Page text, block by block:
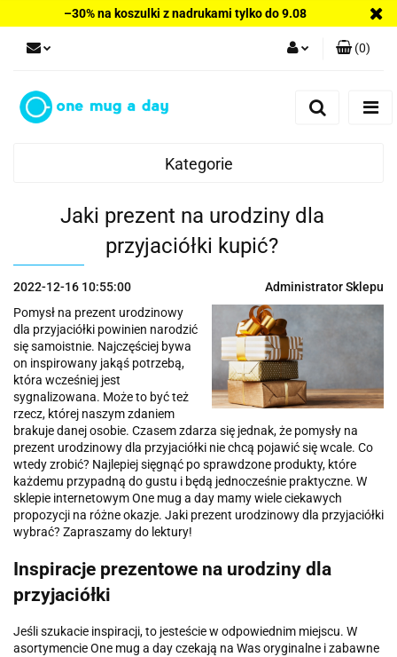
–30% na koszulki z nadrukami tylko do 9.08
(0)
Kategorie
Jaki prezent na urodziny dla
przyjaciółki kupić?
2022-12-16 10:55:00
Administrator Sklepu
Pomysł na prezent urodzinowy
dla przyjaciółki powinien narodzić
się samoistnie. Najczęściej bywa
on inspirowany jakąś potrzebą,
która wcześniej jest
sygnalizowana. Może to być też
rzecz, której naszym zdaniem
brakuje danej osobie. Czasem zdarza się jednak, że pomysły na
prezent urodzinowy dla przyjaciółki nie chcą pojawić się wcale. Co
wtedy zrobić? Najlepiej sięgnąć po sprawdzone produkty, które
każdemu przypadną do gustu i będą jednocześnie praktyczne. W
sklepie internetowym One mug a day mamy wiele ciekawych
propozycji na różne okazje. Jaki prezent urodzinowy dla przyjaciółki
wybrać? Zapraszamy do lektury!
Inspiracje prezentowe na urodziny dla
przyjaciółki
Jeśli szukacie inspiracji, to jesteście w odpowiednim miejscu. W
asortymencie One mug a day czekają na Was oryginalne i zabawne